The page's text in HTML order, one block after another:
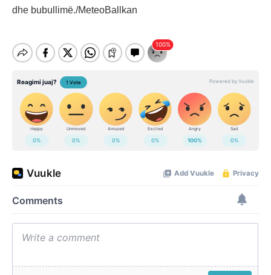
dhe bubullimë./MeteoBallkan